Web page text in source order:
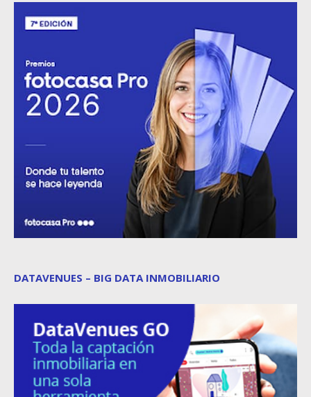
DATAVENUES – BIG DATA INMOBILIARIO